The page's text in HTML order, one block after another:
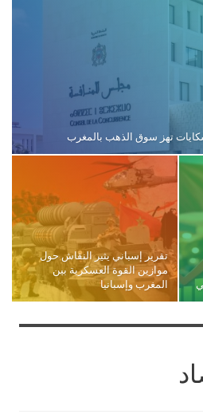
تهز سوق الذهب بالمغرب
تقرير إسباني يثير النقاش حول
موازين القوة العسكرية بين
المغرب وإسبانيا